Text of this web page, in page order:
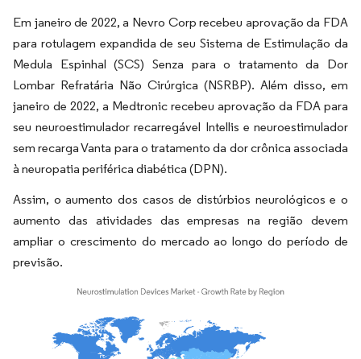
Em janeiro de 2022, a Nevro Corp recebeu aprovação da FDA
para rotulagem expandida de seu Sistema de Estimulação da
Medula Espinhal (SCS) Senza para o tratamento da Dor
Lombar Refratária Não Cirúrgica (NSRBP). Além disso, em
janeiro de 2022, a Medtronic recebeu aprovação da FDA para
seu neuroestimulador recarregável Intellis e neuroestimulador
sem recarga Vanta para o tratamento da dor crônica associada
à neuropatia periférica diabética (DPN).
Assim, o aumento dos casos de distúrbios neurológicos e o
aumento das atividades das empresas na região devem
ampliar o crescimento do mercado ao longo do período de
previsão.